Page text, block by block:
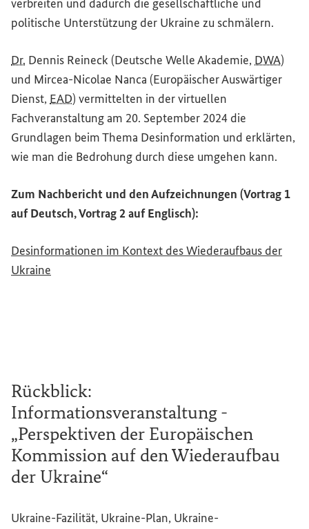
verbreiten und dadurch die gesellschaftliche und
politische Unterstützung der Ukraine zu schmälern.
Dr. Dennis Reineck (Deutsche Welle Akademie, DWA)
und Mircea-Nicolae Nanca (Europäischer Auswärtiger
Dienst, EAD) vermittelten in der virtuellen
Fachveranstaltung am 20. September 2024 die
Grundlagen beim Thema Desinformation und erklärten,
wie man die Bedrohung durch diese umgehen kann.
Zum Nachbericht und den Aufzeichnungen (Vortrag 1
auf Deutsch, Vortrag 2 auf Englisch):
Desinformationen im Kontext des Wiederaufbaus der
Ukraine
Rückblick:
Informationsveranstaltung -
„Perspektiven der Europäischen
Kommission auf den Wiederaufbau
der Ukraine“
Ukraine-Fazilität, Ukraine-Plan, Ukraine-